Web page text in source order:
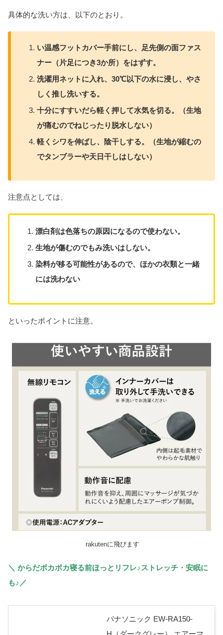
具体的な洗い方は、以下のとおり。
い温感フットカバー手前にし、足先側の面ファス
ナー（片足につき3か所）をはずす。
洗濯用ネットに入れ、30℃以下の水に浸し、やさ
しく推し洗いする。
十分にすすいだら軽く押して水気を切る。（生地
が痛むのでねじったり脱水しない）
軽くシワを伸ばし、陰干しする。（生地が縮むの
でタンブラーや天日干しはしない）
注意点としては、
漂白剤は色落ちの原因になるので使わない。
生地が傷むのでもみ洗いはしない。
染料が移る可能性があるので、ほかの衣類と一緒
には洗わない
といったポイントに注意。
rakutenに飛びます
＼ からだポカポカ寝る前ほっとリフレ♪ストレッチ・安眠に
も♪／
パナソニック EW-RA150-